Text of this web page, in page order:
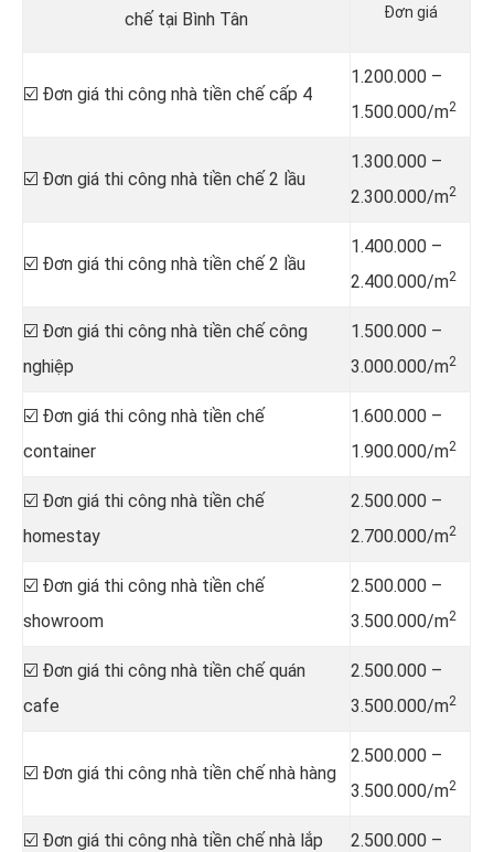
chế tại Bình Tân
Đơn giá
☑️ Đơn giá thi công nhà tiền chế cấp 4
1.200.000 –
1.500.000/m2
☑️ Đơn giá thi công nhà tiền chế 2 lầu
1.300.000 –
2.300.000/m2
☑️ Đơn giá thi công nhà tiền chế 2 lầu
1.400.000 –
2.400.000/m2
☑️ Đơn giá thi công nhà tiền chế công
nghiệp
1.500.000 –
3.000.000/m2
☑️ Đơn giá thi công nhà tiền chế
container
1.600.000 –
1.900.000/m2
☑️ Đơn giá thi công nhà tiền chế
homestay
2.500.000 –
2.700.000/m2
☑️ Đơn giá thi công nhà tiền chế
showroom
2.500.000 –
3.500.000/m2
☑️ Đơn giá thi công nhà tiền chế quán
cafe
2.500.000 –
3.500.000/m2
☑️ Đơn giá thi công nhà tiền chế nhà hàng
2.500.000 –
3.500.000/m2
☑️ Đơn giá thi công nhà tiền chế nhà lắp
2.500.000 –